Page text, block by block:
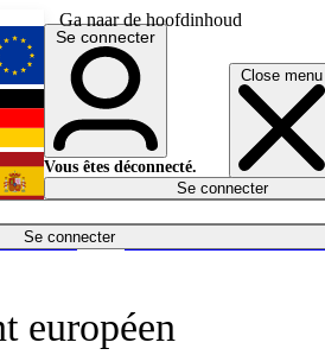
Ga naar de hoofdinhoud
Close menu
Se connecter
Économie
English
Deutsch
Español
Se connecter
Vous êtes déconnecté.
Se connecter
européen